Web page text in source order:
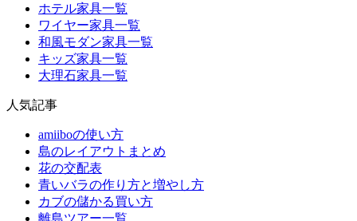
ホテル家具一覧
ワイヤー家具一覧
和風モダン家具一覧
キッズ家具一覧
大理石家具一覧
人気記事
amiiboの使い方
島のレイアウトまとめ
花の交配表
青いバラの作り方と増やし方
カブの儲かる買い方
離島ツアー一覧